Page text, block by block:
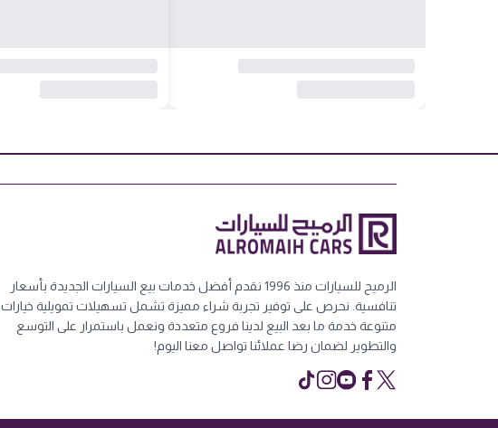
الرميح للسيارات منذ 1996 نقدم أفضل خدمات بيع السيارات الجديدة بأسعار
تنافسية. نحرص على توفير تجربة شراء مميزة تشمل تسهيلات تمويلية خيارات
متنوعة خدمة ما بعد البيع لدينا فروع متعددة ونعمل باستمرار على التوسع
والتطوير لضمان رضا عملائنا تواصل معنا اليوم!